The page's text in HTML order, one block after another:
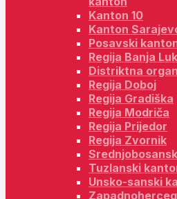
Kanton 10
Kanton
Posavski
Regija Banja
Distriktna
Regija Doboj
Regija Gradiška
Regija Modriča
Regija Prijedor
Regija Zvornik
Tuzlanski
Unsko-sanski